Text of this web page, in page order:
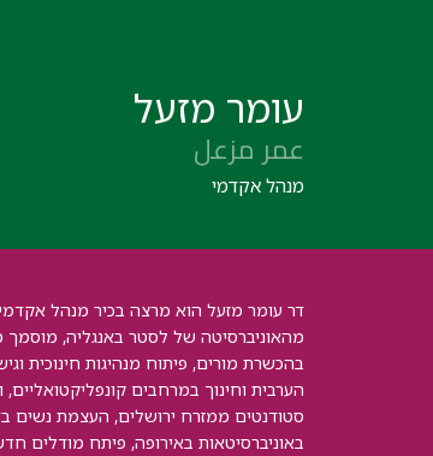
עומר מזעל
عمر مزعل
מנהל אקדמי
דר עומר מזעל הוא מרצה בכיר מנהל
בהכשרת מורים, פיתוח מנהיגות חינוכית
הערבית וחינוך במרחבים
סטודנטים ממזרח ירושלים, העצמת נשים